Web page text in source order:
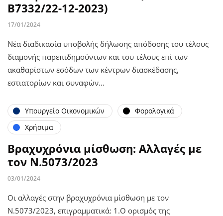
Β΄7332/22-12-2023)
17/01/2024
Νέα διαδικασία υποβολής δήλωσης απόδοσης του τέλους
διαμονής παρεπιδημούντων και του τέλους επί των
ακαθαρίστων εσόδων των κέντρων διασκέδασης,
εστιατορίων και συναφών…
Υπουργείο Οικονομικών
Φορολογικά
Χρήσιμα
Βραχυχρόνια μίσθωση: Αλλαγές με
τον Ν.5073/2023
03/01/2024
Οι αλλαγές στην βραχυχρόνια μίσθωση με τον
Ν.5073/2023, επιγραμματικά: 1.Ο ορισμός της